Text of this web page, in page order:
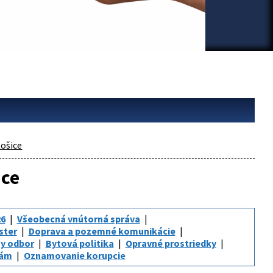
Všeobecná vnútorná správa
Doprava a pozemné komunikácie
odbor Bytová politika
Opravné prostriedky
Oznamovanie korupcie